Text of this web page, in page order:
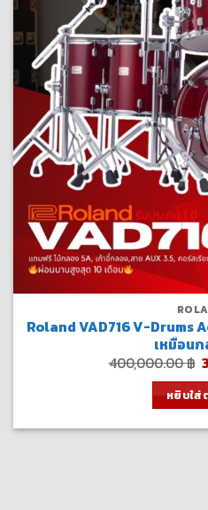
Roland VAD716 V-Drums
เหมือน
400,000.00฿
หยิบใส่